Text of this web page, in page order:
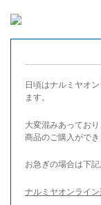
日頃はナルミヤオ
ます。
大変混みあってお
商品のご購入ができ
お急ぎの場合は下
ナルミヤオンライ